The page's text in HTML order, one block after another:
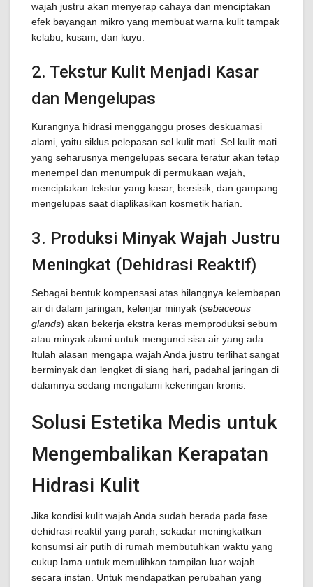
wajah justru akan menyerap cahaya dan menciptakan
efek bayangan mikro yang membuat warna kulit tampak
kelabu, kusam, dan kuyu.
2. Tekstur Kulit Menjadi Kasar
dan Mengelupas
Kurangnya hidrasi mengganggu proses deskuamasi
alami, yaitu siklus pelepasan sel kulit mati. Sel kulit mati
yang seharusnya mengelupas secara teratur akan tetap
menempel dan menumpuk di permukaan wajah,
menciptakan tekstur yang kasar, bersisik, dan gampang
mengelupas saat diaplikasikan kosmetik harian.
3. Produksi Minyak Wajah Justru
Meningkat (Dehidrasi Reaktif)
Sebagai bentuk kompensasi atas hilangnya kelembapan
air di dalam jaringan, kelenjar minyak (sebaceous
glands) akan bekerja ekstra keras memproduksi sebum
atau minyak alami untuk mengunci sisa air yang ada.
Itulah alasan mengapa wajah Anda justru terlihat sangat
berminyak dan lengket di siang hari, padahal jaringan di
dalamnya sedang mengalami kekeringan kronis.
Solusi Estetika Medis untuk
Mengembalikan Kerapatan
Hidrasi Kulit
Jika kondisi kulit wajah Anda sudah berada pada fase
dehidrasi reaktif yang parah, sekadar meningkatkan
konsumsi air putih di rumah membutuhkan waktu yang
cukup lama untuk memulihkan tampilan luar wajah
secara instan. Untuk mendapatkan perubahan yang